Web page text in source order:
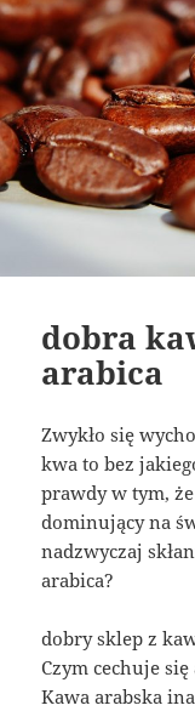
dobra
arabica
Zwykło się
kwa to bez
prawdy w tym,
dominujący na
nadzwyczaj
arabica?
dobry sklep z
Czym cechuje się
Kawa arabska